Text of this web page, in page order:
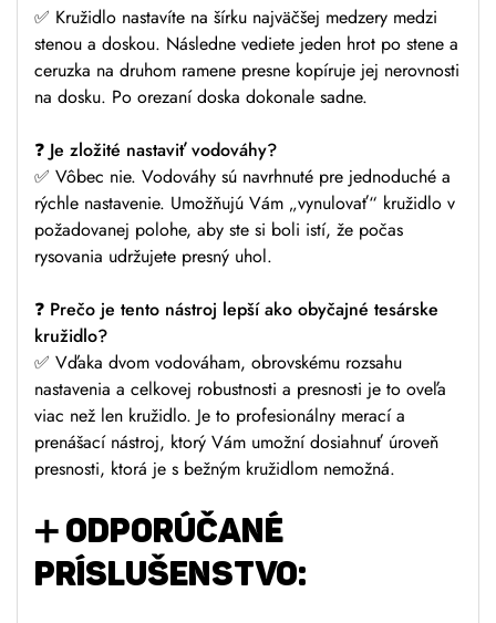
✅ Kružidlo nastavíte na šírku najväčšej medzery medzi
stenou a doskou. Následne vediete jeden hrot po stene a
ceruzka na druhom ramene presne kopíruje jej nerovnosti
na dosku. Po orezaní doska dokonale sadne.
❓ Je zložité nastaviť vodováhy?
✅ Vôbec nie. Vodováhy sú navrhnuté pre jednoduché a
rýchle nastavenie. Umožňujú Vám „vynulovať“ kružidlo v
požadovanej polohe, aby ste si boli istí, že počas
rysovania udržujete presný uhol.
❓ Prečo je tento nástroj lepší ako obyčajné tesárske
kružidlo?
✅ Vďaka dvom vodováham, obrovskému rozsahu
nastavenia a celkovej robustnosti a presnosti je to oveľa
viac než len kružidlo. Je to profesionálny merací a
prenášací nástroj, ktorý Vám umožní dosiahnuť úroveň
presnosti, ktorá je s bežným kružidlom nemožná.
➕ODPORÚČANÉ
PRÍSLUŠENSTVO: